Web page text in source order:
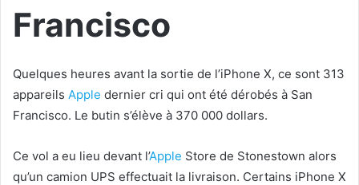
Francisco
Quelques heures avant la sortie de l’iPhone X, ce sont 313
appareils Apple dernier cri qui ont été dérobés à San
Francisco. Le butin s’élève à 370 000 dollars.
Ce vol a eu lieu devant l’Apple Store de Stonestown alors
qu’un camion UPS effectuait la livraison. Certains iPhone X